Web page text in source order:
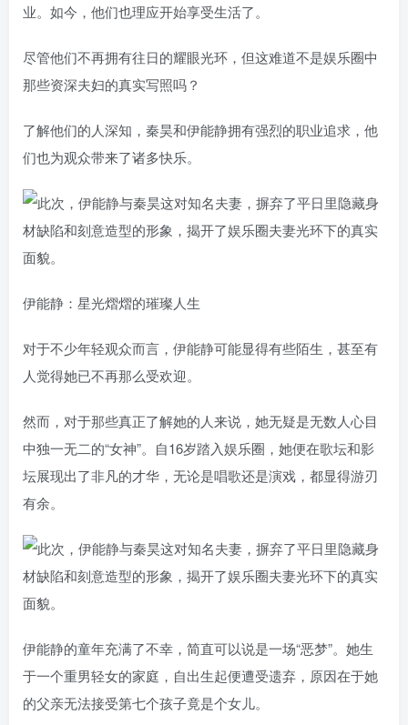
业。如今，他们也理应开始享受生活了。
尽管他们不再拥有往日的耀眼光环，但这难道不是娱乐圈中
那些资深夫妇的真实写照吗？
了解他们的人深知，秦昊和伊能静拥有强烈的职业追求，他
们也为观众带来了诸多快乐。
伊能静：星光熠熠的璀璨人生
对于不少年轻观众而言，伊能静可能显得有些陌生，甚至有
人觉得她已不再那么受欢迎。
然而，对于那些真正了解她的人来说，她无疑是无数人心目
中独一无二的“女神”。自16岁踏入娱乐圈，她便在歌坛和影
坛展现出了非凡的才华，无论是唱歌还是演戏，都显得游刃
有余。
伊能静的童年充满了不幸，简直可以说是一场“恶梦”。她生
于一个重男轻女的家庭，自出生起便遭受遗弃，原因在于她
的父亲无法接受第七个孩子竟是个女儿。